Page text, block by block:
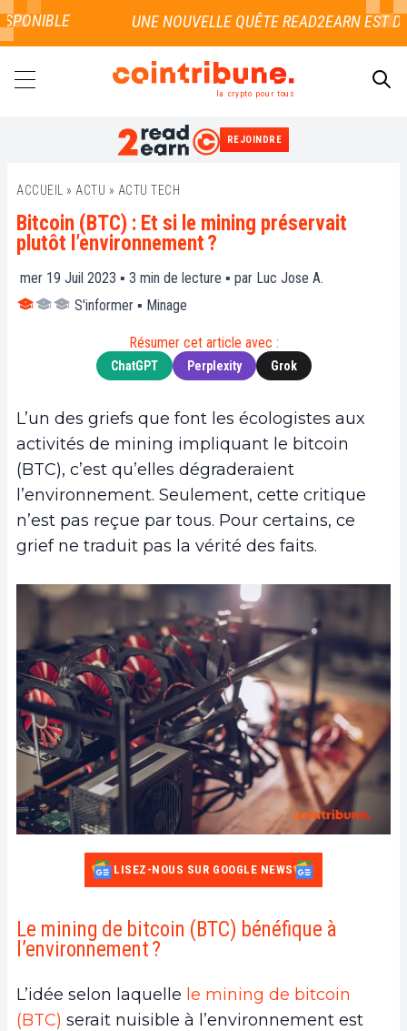
la crypto pour tous
REJOINDRE
ACCUEIL » ACTU » ACTU TECH
Bitcoin (BTC) : Et si le mining préservait
plutôt l’environnement ?
mer 19 Juil 2023 ▪ 3 min de lecture ▪ par Luc Jose A.
S'informer ▪ Minage
Résumer cet article avec :
ChatGPT Perplexity Grok
L’un des griefs que font les écologistes aux
activités de mining impliquant le bitcoin
(BTC), c’est qu’elles dégraderaient
l’environnement. Seulement, cette critique
n’est pas reçue par tous. Pour certains, ce
grief ne traduit pas la vérité des faits.
LISEZ-NOUS SUR GOOGLE NEWS
Le mining de bitcoin (BTC) bénéfique à
l’environnement ?
L’idée selon laquelle le mining de bitcoin
(BTC) serait nuisible à l’environnement est